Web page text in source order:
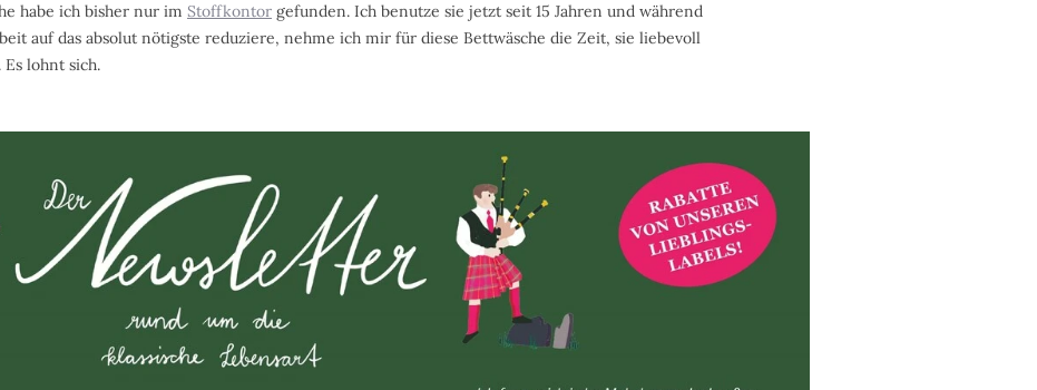
habe ich bisher nur im Stoffkontor gefunden. Ich benutze sie jetzt seit 15 Jahren und während
auf das absolut nötigste reduziere, nehme ich mir für diese Bettwäsche die Zeit, sie liebevoll
lohnt sich.